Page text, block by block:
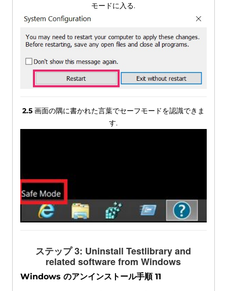
モードに入る.
2.5画面の隅に書かれた言葉でセーフモードを認識できま
す.
ステップ 3: Uninstall Testlibrary and
related software from Windows
Windows のアンインストール手順 11